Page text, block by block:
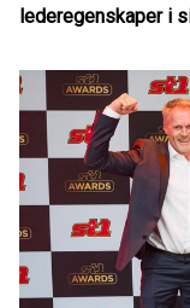
lederegenskaper i